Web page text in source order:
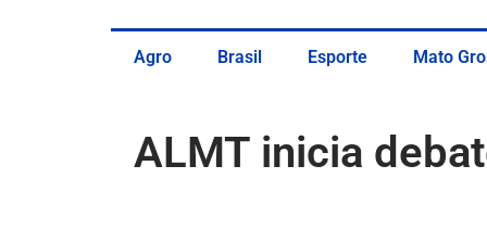
Agro Brasil Esporte Mato
ALMT inicia